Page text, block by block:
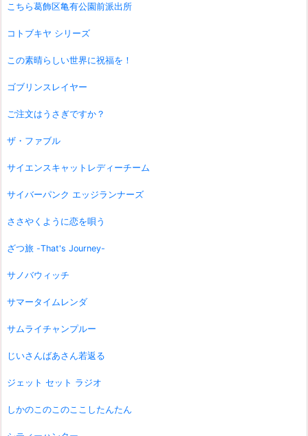
こちら葛飾区亀有公園前派出所
コトブキヤ シリーズ
この素晴らしい世界に祝福を！
ゴブリンスレイヤー
ご注文はうさぎですか？
ザ・ファブル
サイエンスキャットレディーチーム
サイバーパンク エッジランナーズ
ささやくように恋を唄う
ざつ旅 -That's Journey-
サノバウィッチ
サマータイムレンダ
サムライチャンプルー
じいさんばあさん若返る
ジェット セット ラジオ
しかのこのこのここしたんたん